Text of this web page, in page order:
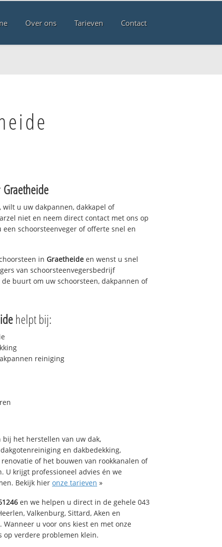
Over ons Tarieven Contact
Graetheide
u uw dakpannen, dakkapel of
niet en neem direct contact met ons op
een schoorsteenveger of offerte snel en
in Graetheide en wenst u snel
van schoorsteenvegersbedrijf
buurt om uw schoorsteen, dakpannen of
helpt bij:
reiniging
bij het herstellen van uw dak,
en dakbedekking,
of het bouwen van rookkanalen of
U krijgt professioneel advies én we
Bekijk hier onze tarieven »
en we helpen u direct in de gehele 043
Valkenburg, Sittard, Aken en
u voor ons kiest en met onze
op verdere problemen klein.